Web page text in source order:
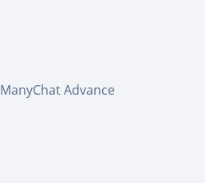
ManyChat Advance